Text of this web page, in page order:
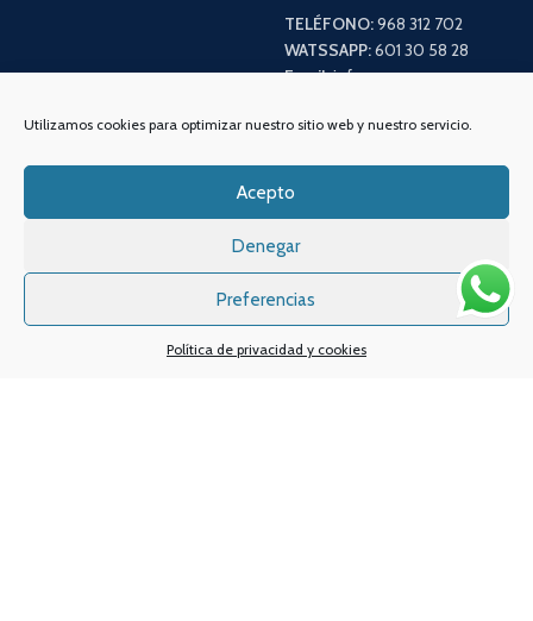
Utilizamos cookies para optimizar nuestro sitio web y nuestro servicio.
Acepto
Denegar
Preferencias
Política de privacidad y cookies
TELÉFONO:968 312 702
WATSSAPP:601 30 58 28
Email:info@vapeo.es
Sistema de envío